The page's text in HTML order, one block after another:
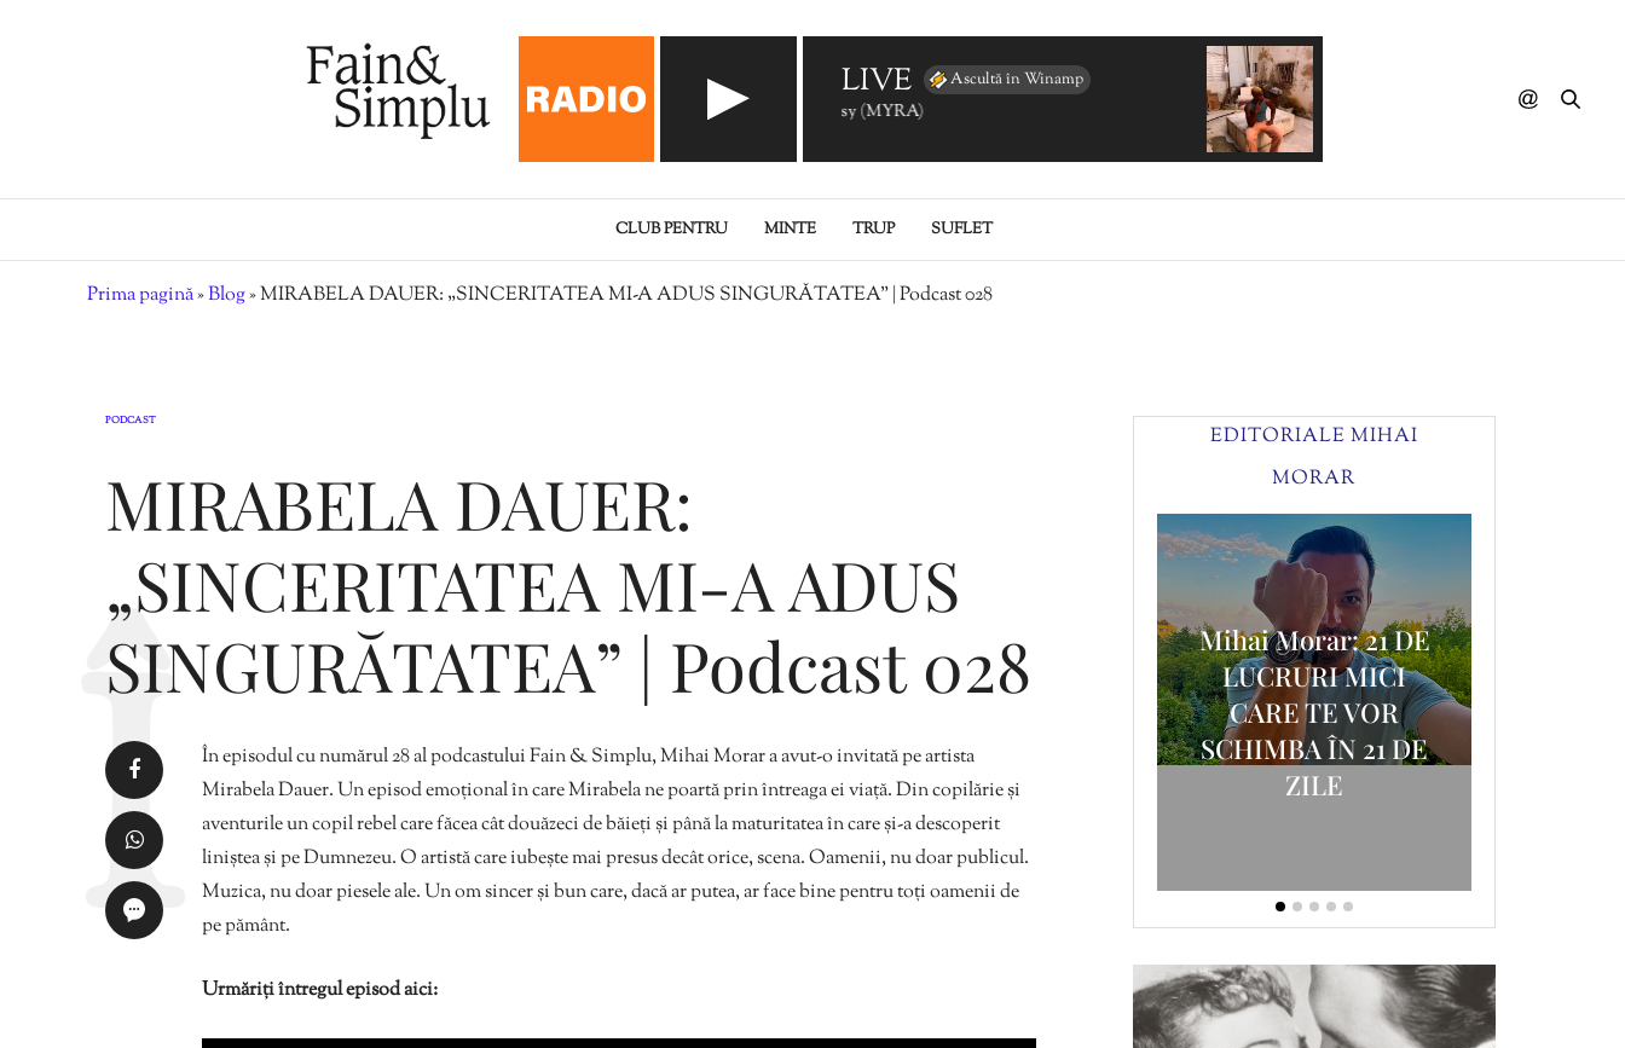
LIVE Ascultă în Winamp
SYNAPSON - Cosy (MYRA)
CLUB PENTRU MINTE TRUP SUFLET
Prima pagină»Blog»MIRABELA DAUER: „SINCERITATEA MI-A ADUS SINGURĂTATEA” | Podcast 028
PODCAST
MIRABELA DAUER:
„SINCERITATEA MI-A ADUS
SINGURĂTATEA” | Podcast 028
În episodul cu numărul 28 al podcastului Fain & Simplu, Mihai Morar a avut-o invitată pe artista
Mirabela Dauer. Un episod emoțional în care Mirabela ne poartă prin întreaga ei viață. Din copilărie și
aventurile un copil rebel care făcea cât douăzeci de băieți și până la maturitatea în care și-a descoperit
liniștea și pe Dumnezeu. O artistă care iubește mai presus decât orice, scena. Oamenii, nu doar publicul.
Muzica, nu doar piesele ale. Un om sincer și bun care, dacă ar putea, ar face bine pentru toți oamenii de
pe pământ.
Urmăriți întregul episod aici:
EDITORIALE MIHAI
MORAR
Editorial Mihai
Morar: CUM L-AM
FRUMOS
Mihai Morar: 21 DE
LUCRURI MICI
CARE TE VOR
SCHIMBA ÎN 21 DE
ZILE